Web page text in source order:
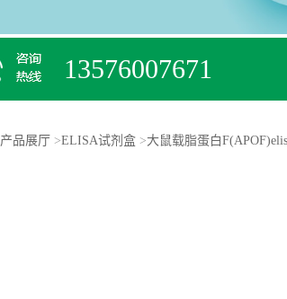
13576007671
产品展厅 >ELISA试剂盒>大鼠载脂蛋白